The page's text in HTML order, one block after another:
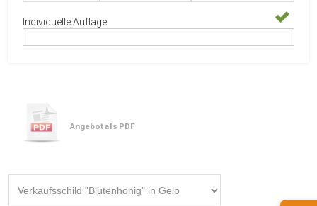
Individuelle Auflage
Angebot als PDF